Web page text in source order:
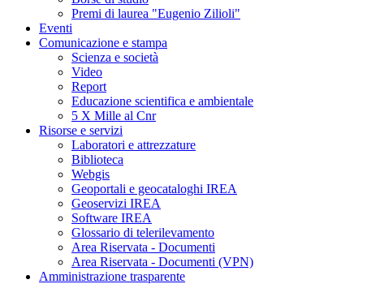
Premi di laurea "Eugenio Zilioli"
Eventi
Comunicazione e stampa
Scienza e società
Video
Report
Educazione scientifica e ambientale
5 X Mille al Cnr
Risorse e servizi
Laboratori e attrezzature
Biblioteca
Webgis
Geoportali e geocataloghi IREA
Geoservizi IREA
Software IREA
Glossario di telerilevamento
Area Riservata - Documenti
Area Riservata - Documenti (VPN)
Amministrazione trasparente